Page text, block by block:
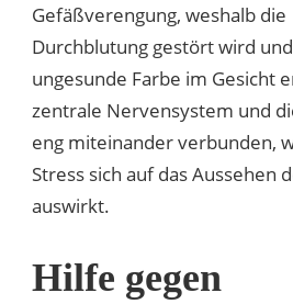
Gefäßverengung, weshalb die
Durchblutung gestört wird
ungesunde Farbe im Gesicht
zentrale Nervensystem und
eng miteinander verbunden,
Stress sich auf das Aussehen
auswirkt.
Hilfe gegen